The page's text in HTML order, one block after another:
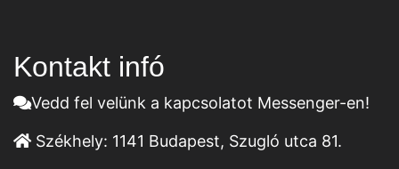
Kontakt infó
Vedd fel velünk a kapcsolatot Messenger-en!
Székhely: 1141 Budapest, Szugló utca 81.